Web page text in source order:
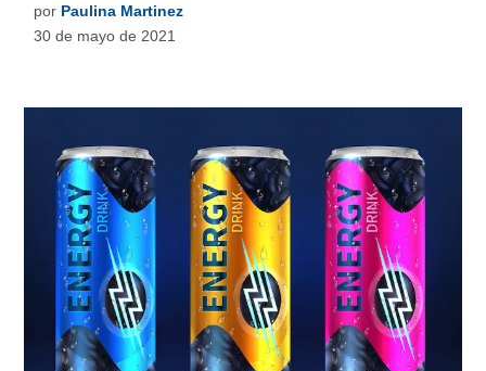
por Paulina Martinez
30 de mayo de 2021